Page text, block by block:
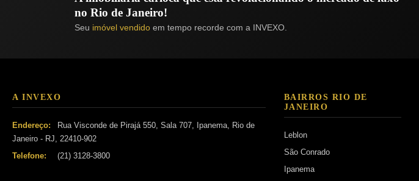
no Rio de Janeiro!
Seu imóvel vendido em tempo recorde com a INVEXO.
A INVEXO
Endereço:
Rua Visconde de Pirajá 550, Sala 707, Ipanema, Rio de
Janeiro - RJ, 22410-902
Telefone:
(21) 3128-3800
BAIRROS RIO DE
JANEIRO
Leblon
São Conrado
Ipanema